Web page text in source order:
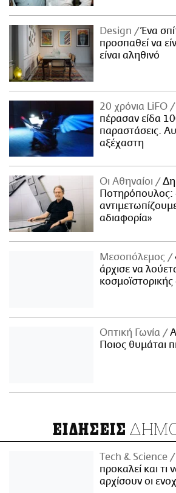
Design
Ένα
προσπαθεί να
είναι αληθινό
20 χρόνια LiFO
πέρασαν είδα
παραστάσεις.
αξέχαστη
Οι Αθηναίοι
Ποτηρόπουλος:
αδιαφορία»
Μεσοπόλεμος
άρχισε να
Οπτική Γωνία
Ποιος θυμάται
ΕΙΔΗΣΕΙΣ
Τech & Science
προκαλεί και τι
αρχίσουν οι